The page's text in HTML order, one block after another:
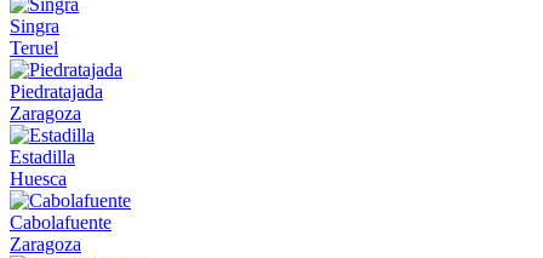
Singra
Teruel
Piedratajada
Zaragoza
Estadilla
Huesca
Cabolafuente
Zaragoza